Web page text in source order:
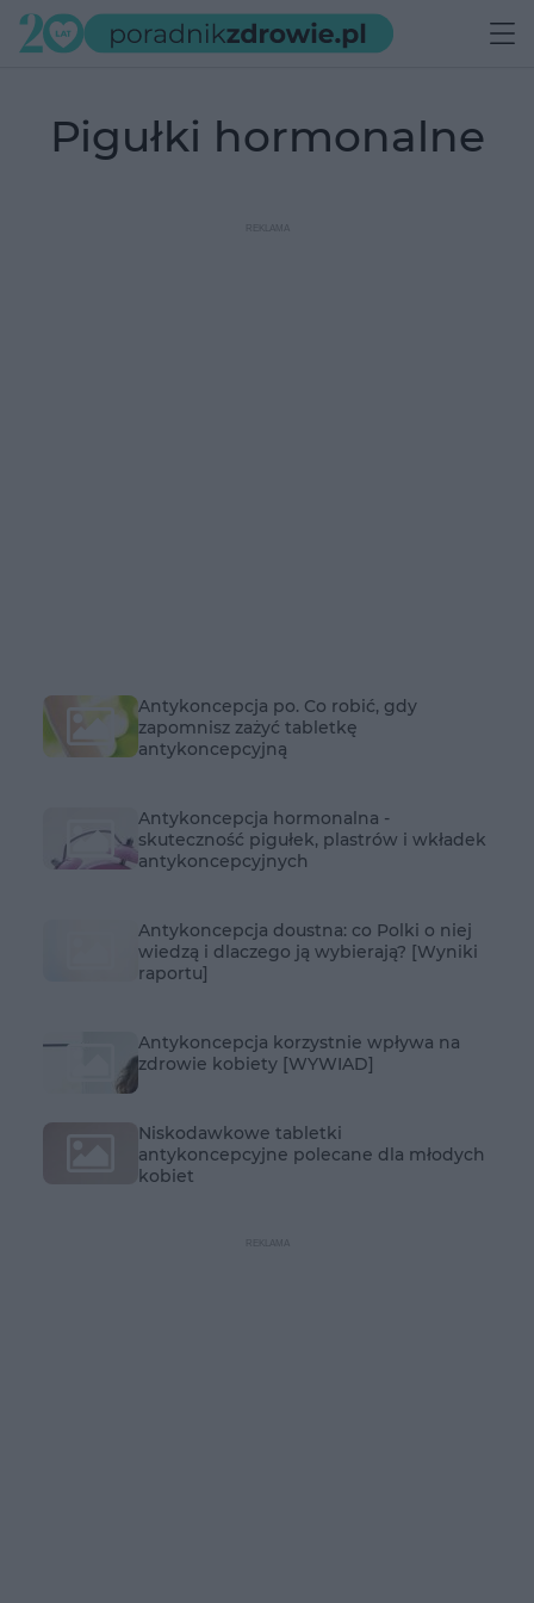
pigułki hormonalne
Antykoncepcja po. Co robić, gdy
zapomnisz zażyć tabletkę
antykoncepcyjną
Antykoncepcja hormonalna -
skuteczność pigułek, plastrów i wkładek
antykoncepcyjnych
Antykoncepcja doustna: co Polki o niej
wiedzą i dlaczego ją wybierają? [Wyniki
raportu]
Antykoncepcja korzystnie wpływa na
zdrowie kobiety [WYWIAD]
Niskodawkowe tabletki
antykoncepcyjne polecane dla młodych
kobiet